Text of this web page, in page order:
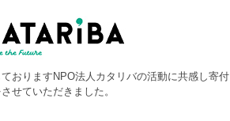
おりますNPO法人カタリバの活動に共感し寄付
せていただきました。